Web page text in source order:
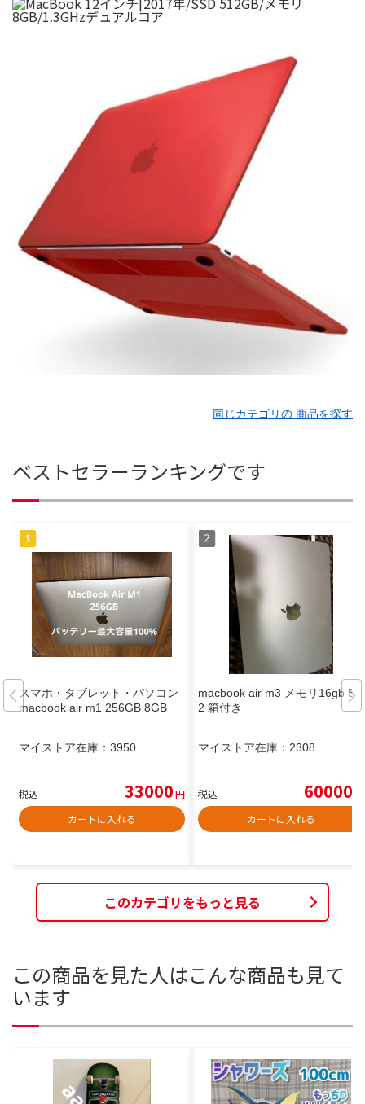
同じカテゴリの 商品を探す
ベストセラーランキングです
スマホ・タブレット・パソコン
macbook air m1 256GB 8GB
マイストア在庫： 3950
税込 33000円
カートに入れる
macbook air m3 メモリ16gb 51
2 箱付き
マイストア在庫： 2308
税込 60000
カートに入れる
このカテゴリをもっと見る
この商品を見た人はこんな商品も見て
います